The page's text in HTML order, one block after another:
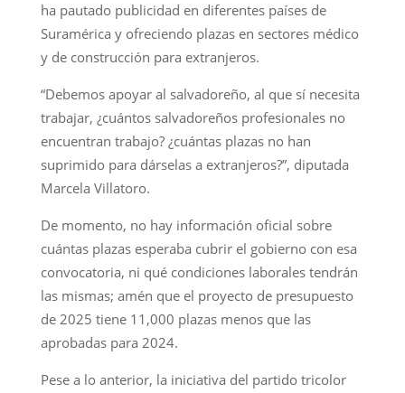
ha pautado publicidad en diferentes países de
Suramérica y ofreciendo plazas en sectores médico
y de construcción para extranjeros.
“Debemos apoyar al salvadoreño, al que sí necesita
trabajar, ¿cuántos salvadoreños profesionales no
encuentran trabajo? ¿cuántas plazas no han
suprimido para dárselas a extranjeros?”, diputada
Marcela Villatoro.
De momento, no hay información oficial sobre
cuántas plazas esperaba cubrir el gobierno con esa
convocatoria, ni qué condiciones laborales tendrán
las mismas; amén que el proyecto de presupuesto
de 2025 tiene 11,000 plazas menos que las
aprobadas para 2024.
Pese a lo anterior, la iniciativa del partido tricolor